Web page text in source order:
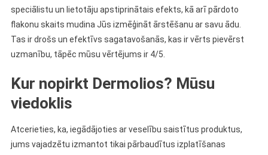
speciālistu un lietotāju apstiprinātais efekts, kā arī pārdoto
flakonu skaits mudina Jūs izmēģināt ārstēšanu ar savu ādu.
Tas ir drošs un efektīvs sagatavošanās, kas ir vērts pievērst
uzmanību, tāpēc mūsu vērtējums ir 4/5.
Kur nopirkt Dermolios? Mūsu
viedoklis
Atcerieties, ka, iegādājoties ar veselību saistītus produktus,
jums vajadzētu izmantot tikai pārbaudītus izplatīšanas